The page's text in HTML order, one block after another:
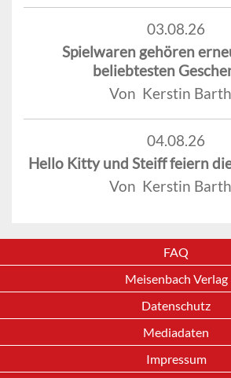
03.08.26
Spielwaren gehören
beliebtesten
Von Kerstin
04.08.26
Hello Kitty und Steiff feiern
Von Kerstin
FAQ
Meisenbach Verlag
Datenschutz
Mediadaten
Impressum